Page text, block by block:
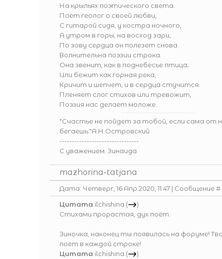
На крыльях поэтического света.
Поёт геолог о своей любви,
С гитарой сидя, у костра ночного,
А утром в горы, на восход зари,
По зову сердца он полезет снова.
Волнительна поэзии строка.
Она звенит, как в поднебесье птица;
Или бежит как горная река,
Кричит и шепчет, и в сердца стучится.
Пленяет слог стихов или тревожит,
Поэзия нас делает моложе.
"Счастье не пойдет за тобой, если сама от
бегаешь."А.Н.Островский
--------------------------------
С уважением. Зинаида
mazhorina-tatjana
Дата: Четверг, 16 Апр 2020, 11:47 | Сообщение #
Цитата ilchishina (
)
Стихами прорастая, дух поёт.
Зиночка, наконец ты появилась на форуме!
поёт в каждой строке!
Цитата ilchishina (
)